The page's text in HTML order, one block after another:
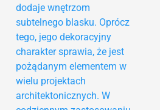
dodaje wnętrzom
subtelnego blasku. Oprócz
tego, jego dekoracyjny
charakter sprawia, że jest
pożądanym elementem w
wielu projektach
architektonicznych. W